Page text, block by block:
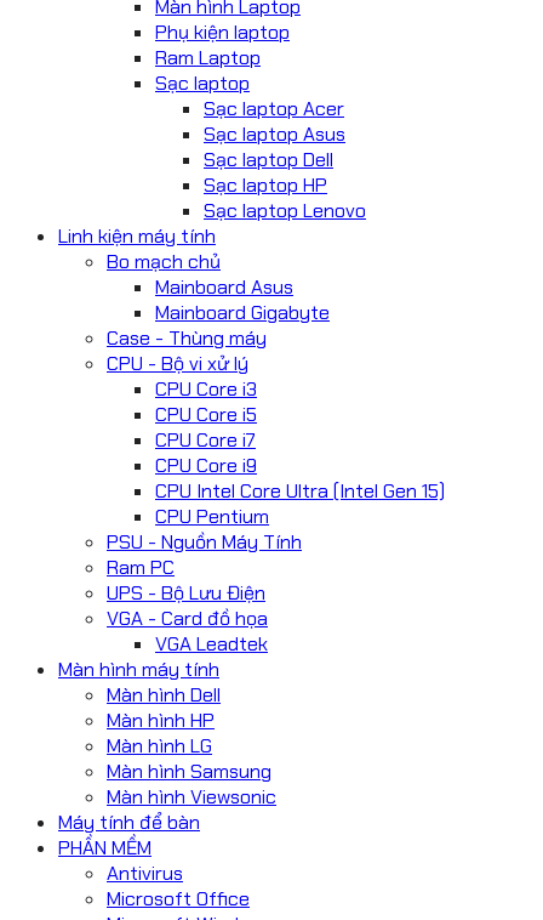
Màn hình Laptop
Phụ kiện laptop
Ram Laptop
Sạc laptop
Sạc laptop Acer
Sạc laptop Asus
Sạc laptop Dell
Sạc laptop HP
Sạc laptop Lenovo
Linh kiện máy tính
Bo mạch chủ
Mainboard Asus
Mainboard Gigabyte
Case - Thùng máy
CPU - Bộ vi xử lý
CPU Core i3
CPU Core i5
CPU Core i7
CPU Core i9
CPU Intel Core Ultra (Intel Gen 15)
CPU Pentium
PSU - Nguồn Máy Tính
Ram PC
UPS - Bộ Lưu Điện
VGA - Card đồ họa
VGA Leadtek
Màn hình máy tính
Màn hình Dell
Màn hình HP
Màn hình LG
Màn hình Samsung
Màn hình Viewsonic
Máy tính để bàn
PHẦN MỀM
Antivirus
Microsoft Office